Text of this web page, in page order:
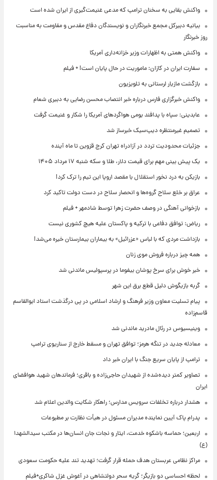
واکنش بقایی به سخنان ترامپ که مدعی غنیمت‌گیری از ایران شده است
بیانیه دبیرکل مجمع خبرنگاران و نویسندگان دفاع مقدس و مقاومت به مناسبت
روز خبرنگار
واکنش همتی به اظهارات وزیر خزانه‌داری آمریکا
سفارت ایران در کازان: ماموریت در حال پایان است! + فیلم
بازگشت مازیار لرستانی به تلویزیون
واکنش خبرگزاری فارس درباره خبر انتصاب محسن رضایی به دبیری شعام
عابدینی: سپاه با پدافند بومی هواگردهای آمریکا را شکار و غنیمت گرفت
تصمیم غیرمنتظره دیپ‌سیک خبرساز شد
جزئیات محدودیت تردد در آزادراه تهران کرج قزوین تا ماه آینده
یک پیش ‌بینی مهم برای قیمت دلار، طلا و سکه شنبه ۱۷ مرداد ۱۴۰۵
بازیکن به درد نخور استقلال با مقصد اروپا این تیم را ترک کرد!
عراق بر خلع سلاح گروه‌ها و انحصار سلاح در دست دولت تاکید کرد
بازخوانی آهنگی در وصف حضرت زهرا توسط شادمهر + فیلم
ریاض: توافق دفاعی با ترکیه و پاکستان علیه هیچ کشوری نیست
بازداشت مردی که با لباس «عزرائیل» به بیماران بیمارستان خیره می‌شد!
همه چیز درباره فروش موی زنان
خبر خوش برای سرخ پوشان بیفوما در پرسپولیس ماندنی شد
گربه بازیگوش دلیل قطع برق این شهر
پیام تسلیت معاون وزیر فرهنگ و ارشاد اسلامی در پی درگذشت استاد ابوالقاسم
قاسم‌زاده
وینیسیوس در رئال مادرید ماندنی شد
معادله جدید در تنگه هرمز؛ توافق تهران و مسقط خارج از سناریوی ترامپ
ترامپ از پایان سریع جنگ با ایران خبر داد
تصاویر کمتر دیده‌شده از شهیدان حاجی‌زاده و باقری؛ فرماندهان شهید هوافضای
ایران
هشدار درباره تخلفات سرویس مدارس؛ راهکار شکایت والدین اعلام شد
پدرام پاک آیین نماینده مدیران مسئول در هیأت نظارت بر مطبوعات
اربعین؛ حماسه باشکوه خدمت، ایثار و نجات جان انسان‌ها در مکتب سیدالشهدا
(ع)
مراکز نظامی عربستان هدف حمله قرار گرفت؛ تهدید تند علیه حکومت سعودی
لحظه احساسی دو بازیگر؛ گریه سحر دولتشاهی در آغوش غزل شاکری+فیلم